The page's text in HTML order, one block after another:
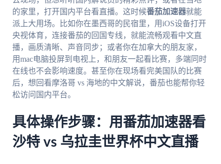
的家里，打开国内平台看直播。这时候番茄加速器就能
派上大用场。比如你在墨西哥的民宿里，用iOS设备打开
央视体育，连接番茄的回国专线，就能流畅观看中文直
播，画质清晰、声音同步；或者你在加拿大的朋友家，
用mac电脑投屏到电视上，和朋友一起看比赛，多端同时
在线也不会影响速度。甚至你在现场看完美国队的比赛
后，想回看摩洛哥 vs 海地的中文解说，番茄也能帮你轻
松访问国内平台。
具体操作步骤：用番茄加速器看
沙特 vs 乌拉圭世界杯中文直播